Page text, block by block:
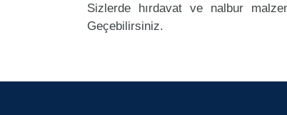
Sizlerde hırdavat ve nalbur
Geçebilirsiniz.